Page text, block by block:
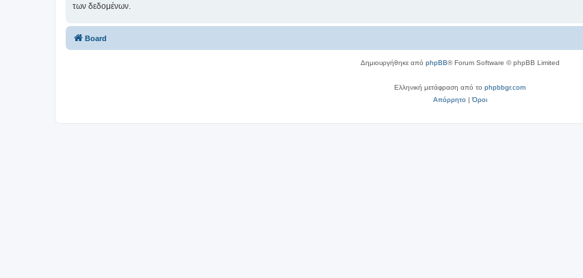
των δεδομένων.
Board
Δημιουργήθηκε από phpBB® Forum Software © phpBB Limited
Ελληνική μετάφραση από το phpbbgr.com
Απόρρητο|Όροι